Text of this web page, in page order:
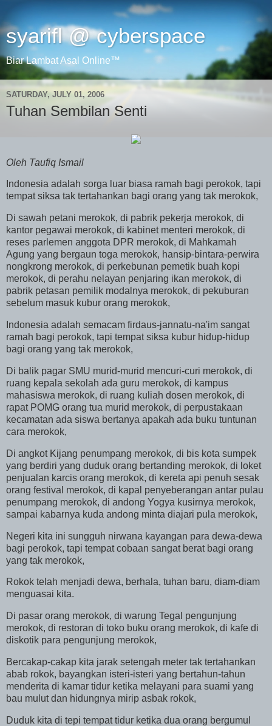
syarifl @ cyberspace
Biar Lambat Asal Online™
SATURDAY, JULY 01, 2006
Tuhan Sembilan Senti
Oleh Taufiq Ismail
Indonesia adalah sorga luar biasa ramah bagi perokok, tapi
tempat siksa tak tertahankan bagi orang yang tak merokok,
Di sawah petani merokok, di pabrik pekerja merokok, di
kantor pegawai merokok, di kabinet menteri merokok, di
reses parlemen anggota DPR merokok, di Mahkamah
Agung yang bergaun toga merokok, hansip-bintara-perwira
nongkrong merokok, di perkebunan pemetik buah kopi
merokok, di perahu nelayan penjaring ikan merokok, di
pabrik petasan pemilik modalnya merokok, di pekuburan
sebelum masuk kubur orang merokok,
Indonesia adalah semacam firdaus-jannatu-na'im sangat
ramah bagi perokok, tapi tempat siksa kubur hidup-hidup
bagi orang yang tak merokok,
Di balik pagar SMU murid-murid mencuri-curi merokok, di
ruang kepala sekolah ada guru merokok, di kampus
mahasiswa merokok, di ruang kuliah dosen merokok, di
rapat POMG orang tua murid merokok, di perpustakaan
kecamatan ada siswa bertanya apakah ada buku tuntunan
cara merokok,
Di angkot Kijang penumpang merokok, di bis kota sumpek
yang berdiri yang duduk orang bertanding merokok, di loket
penjualan karcis orang merokok, di kereta api penuh sesak
orang festival merokok, di kapal penyeberangan antar pulau
penumpang merokok, di andong Yogya kusirnya merokok,
sampai kabarnya kuda andong minta diajari pula merokok,
Negeri kita ini sungguh nirwana kayangan para dewa-dewa
bagi perokok, tapi tempat cobaan sangat berat bagi orang
yang tak merokok,
Rokok telah menjadi dewa, berhala, tuhan baru, diam-diam
menguasai kita.
Di pasar orang merokok, di warung Tegal pengunjung
merokok, di restoran di toko buku orang merokok, di kafe di
diskotik para pengunjung merokok,
Bercakap-cakap kita jarak setengah meter tak tertahankan
abab rokok, bayangkan isteri-isteri yang bertahun-tahun
menderita di kamar tidur ketika melayani para suami yang
bau mulut dan hidungnya mirip asbak rokok,
Duduk kita di tepi tempat tidur ketika dua orang bergumul